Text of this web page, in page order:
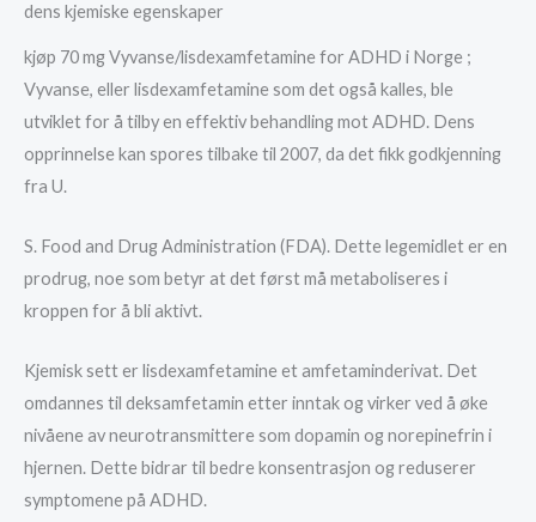
dens kjemiske egenskaper
kjøp 70 mg Vyvanse/lisdexamfetamine for ADHD i Norge ;
Vyvanse, eller lisdexamfetamine som det også kalles, ble
utviklet for å tilby en effektiv behandling mot ADHD. Dens
opprinnelse kan spores tilbake til 2007, da det fikk godkjenning
fra U.
S. Food and Drug Administration (FDA). Dette legemidlet er en
prodrug, noe som betyr at det først må metaboliseres i
kroppen for å bli aktivt.
Kjemisk sett er lisdexamfetamine et amfetaminderivat. Det
omdannes til deksamfetamin etter inntak og virker ved å øke
nivåene av neurotransmittere som dopamin og norepinefrin i
hjernen. Dette bidrar til bedre konsentrasjon og reduserer
symptomene på ADHD.